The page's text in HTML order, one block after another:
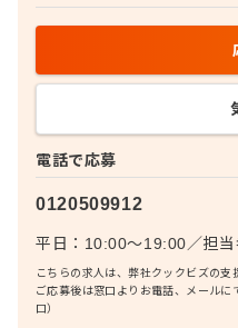
電話で応募
0120509912
平日：10:00〜19:00／担当
こちらの求人は、弊社クックビズの支
ご応募後は窓口よりお電話、メール
口）